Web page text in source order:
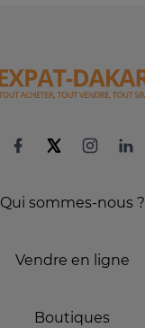
Qui sommes-nous ?
Vendre en ligne
Boutiques